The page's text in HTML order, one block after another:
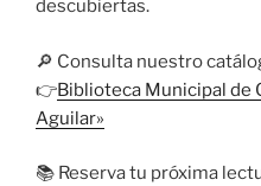
descubiertas.
🔎 Consulta nuestro
👉Biblioteca Municipal de
Aguilar»
📚 Reserva tu próxima